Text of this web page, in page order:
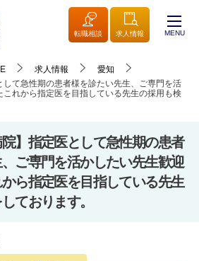
転職相談 求人情報 MENU
求人情報
愛知
して急性期の患者様を診たい先生、ご専門を活
れから指定医を目指している先生の採用も検
院】指定医として急性期の患者
ご専門を活かしたい先生歓迎
ら指定医を目指している先生
ております。